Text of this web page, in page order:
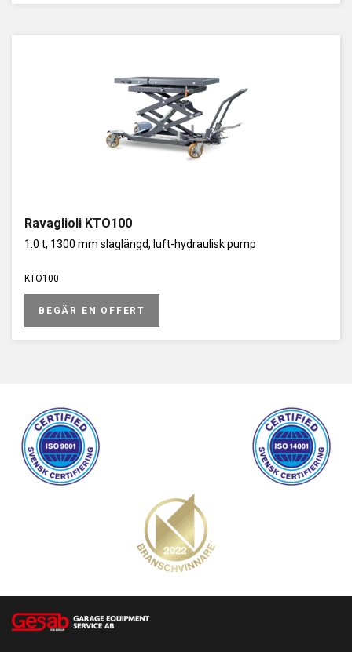
Ravaglioli KTO100
1.0 t, 1300 mm slaglängd, luft-hydraulisk pump
KTO100
BEGÄR EN OFFERT